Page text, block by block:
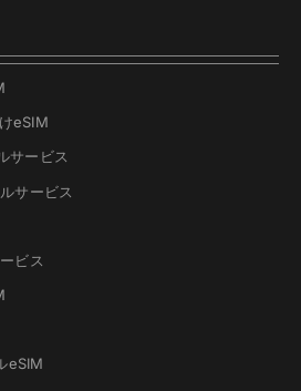
eSIM
サービス
サービス
ビス
eSIM